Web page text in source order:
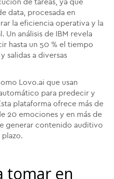
de tareas, ya que
data, procesada en
la eficiencia operativa y la
análisis de IBM revela
hasta un 50 % el tiempo
salidas a diversas
Lovo.ai que usan
para predecir y
plataforma ofrece más de
20 emociones y en más de
generar contenido auditivo
tomar en